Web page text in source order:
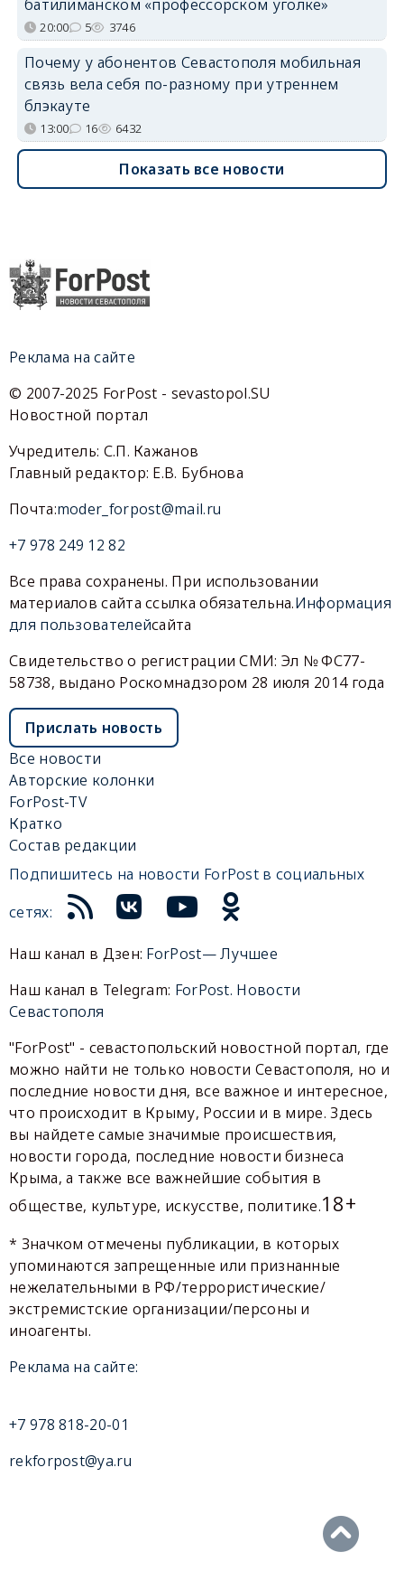
батилиманском «профессорском уголке»
20:00 5 3746
Почему у абонентов Севастополя мобильная
связь вела себя по-разному при утреннем
блэкауте
13:00 16 6432
Показать все новости
Реклама на сайте
© 2007-2025 ForPost - sevastopol.SU
Новостной портал
Учредитель: С.П. Кажанов
Главный редактор: Е.В. Бубнова
Почта:moder_forpost@mail.ru
+7 978 249 12 82
Все права сохранены. При использовании
материалов сайта ссылка обязательна.Информация
для пользователейсайта
Свидетельство о регистрации СМИ: Эл № ФС77-
58738, выдано Роскомнадзором 28 июля 2014 года
Прислать новость
Все новости
Авторские колонки
ForPost-TV
Кратко
Состав редакции
Подпишитесь на новости ForPost в социальных
сетях:
Наш канал в Дзен: ForPost— Лучшее
Наш канал в Telegram: ForPost. Новости
Севастополя
"ForPost" - севастопольский новостной портал, где
можно найти не только новости Севастополя, но и
последние новости дня, все важное и интересное,
что происходит в Крыму, России и в мире. Здесь
вы найдете самые значимые происшествия,
новости города, последние новости бизнеса
Крыма, а также все важнейшие события в
обществе, культуре, искусстве, политике.18+
* Значком отмечены публикации, в которых
упоминаются запрещенные или признанные
нежелательными в РФ/террористические/
экстремистские организации/персоны и
иноагенты.
Реклама на сайте:
+7 978 818-20-01
rekforpost@ya.ru